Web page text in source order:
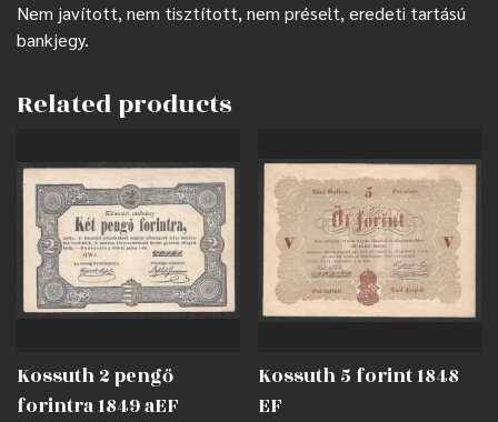
Nem javított, nem tisztított, nem préselt, eredeti tartású
bankjegy.
Related products
Kossuth 2 pengő
forintra 1849 aEF
Kossuth 5 forint 1848
EF